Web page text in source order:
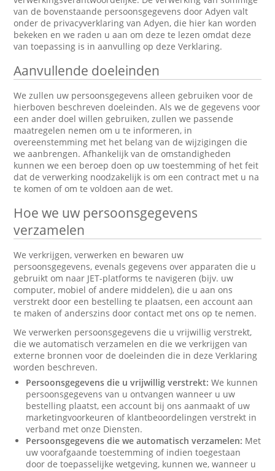
van de bovenstaande persoonsgegevens door Adyen valt
onder de privacyverklaring van Adyen, die hier kan worden
bekeken en we raden u aan om deze te lezen omdat deze
van toepassing is in aanvulling op deze Verklaring.
Aanvullende doeleinden
We zullen uw persoonsgegevens alleen gebruiken voor de
hierboven beschreven doeleinden. Als we de gegevens voor
een ander doel willen gebruiken, zullen we passende
maatregelen nemen om u te informeren, in
overeenstemming met het belang van de wijzigingen die
we aanbrengen. Afhankelijk van de omstandigheden
kunnen we een beroep doen op uw toestemming of het feit
dat de verwerking noodzakelijk is om een contract met u na
te komen of om te voldoen aan de wet.
Hoe we uw persoonsgegevens
verzamelen
We verkrijgen, verwerken en bewaren uw
persoonsgegevens, evenals gegevens over apparaten die u
gebruikt om naar JET-platforms te navigeren (bijv. uw
computer, mobiel of andere middelen), die u aan ons
verstrekt door een bestelling te plaatsen, een account aan
te maken of anderszins door contact met ons op te nemen.
We verwerken persoonsgegevens die u vrijwillig verstrekt,
die we automatisch verzamelen en die we verkrijgen van
externe bronnen voor de doeleinden die in deze Verklaring
worden beschreven.
Persoonsgegevens die u vrijwillig verstrekt: We kunnen
persoonsgegevens van u ontvangen wanneer u uw
bestelling plaatst, een account bij ons aanmaakt of uw
marketingvoorkeuren of klantbeoordelingen verstrekt in
verband met onze Diensten.
Persoonsgegevens die we automatisch verzamelen: Met
uw voorafgaande toestemming of indien toegestaan
door de toepasselijke wetgeving, kunnen we, wanneer u